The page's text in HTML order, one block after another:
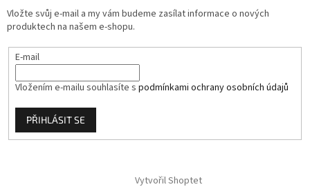
Vložte svůj e-mail a my vám budeme zasílat informace o nových
produktech na našem e-shopu.
E-mail
Vložením e-mailu souhlasíte s podmínkami ochrany osobních údajů
PŘIHLÁSIT SE
Vytvořil Shoptet